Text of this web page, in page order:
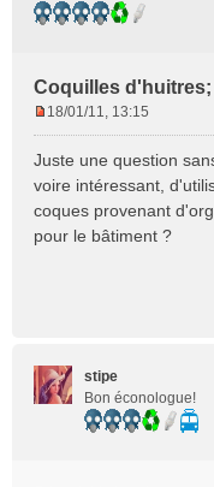
Coquilles
s
s
a
g
u
18/01/11, 13:15
Juste une question
voire intéressant,
coques provenant
pour le bâtiment ?
stipe
Bon éconologue!